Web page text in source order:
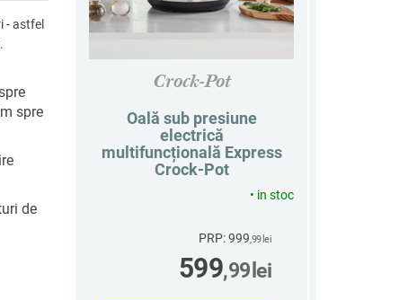
- astfel
spre
de
Crock-Pot
Oală sub presiune
electrică
multifuncțională Express
Crock-Pot
• in stoc
PRP: 999,99 lei
599,99 lei